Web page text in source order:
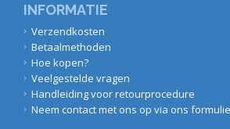
INFORMATIE
Verzendkosten
Betaalmethoden
Hoe kopen?
Veelgestelde vragen
Handleiding voor retourprocedure
Neem contact met ons op via ons